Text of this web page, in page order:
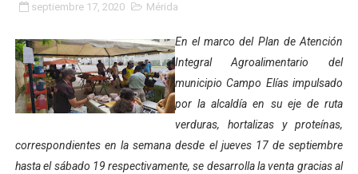
Impulsan plan estratégico de seguridad ciudadana
Mérida impulsa desarrollo económico con taller de
Fomficc consolida alianzas e impulsa la economía
Niños de Estudiantes de Mérida sembraron 110
Corposalud y Secretaría Social fortalecen la atención
septiembre 17, 2020 Mérida
En el marco del Plan de Atención
Integral Agroalimentario del
municipio Campo Elías impulsado
por la alcaldía en su eje de ruta
verduras, hortalizas y proteínas,
correspondientes en la semana desde el jueves 17 de septiembre
hasta el sábado 19 respectivamente, se desarrolla la venta gracias al